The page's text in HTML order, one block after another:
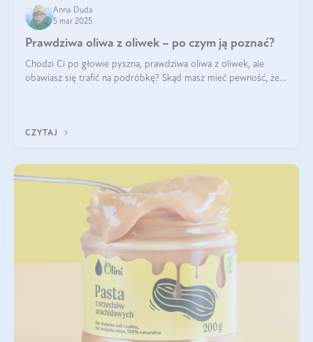
Anna Duda
5 mar 2025
Prawdziwa oliwa z oliwek – po czym ją poznać?
Chodzi Ci po głowie pyszna, prawdziwa oliwa z oliwek, ale
obawiasz się trafić na podróbkę? Skąd masz mieć pewność, że
CZYTAJ